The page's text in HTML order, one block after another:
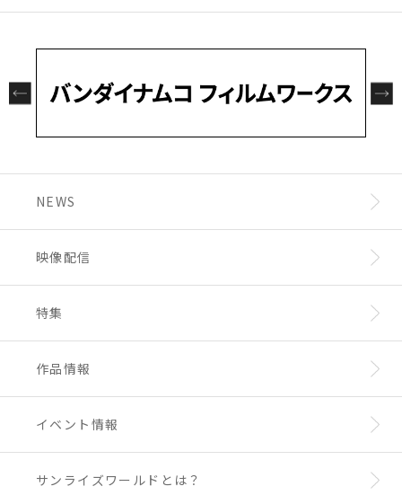
NEWS
映像配信
特集
作品情報
イベント情報
サンライズワールドとは？